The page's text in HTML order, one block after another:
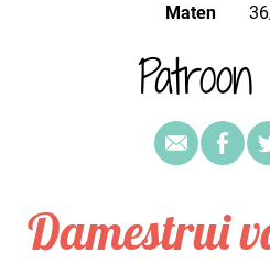
Maten
Damestrui